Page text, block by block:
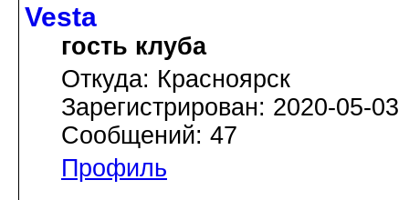
Vesta
гость клуба
Откуда: Красноярск
Зарегистрирован: 2020-05-03
Сообщений: 47
Профиль